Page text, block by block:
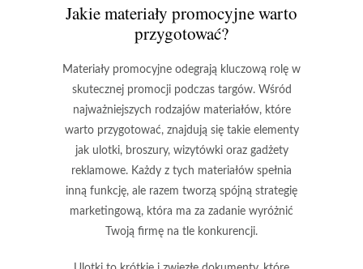
Jakie materiały promocyjne warto
przygotować?
Materiały promocyjne odegrają kluczową rolę w
skutecznej promocji podczas targów. Wśród
najważniejszych rodzajów materiałów, które
warto przygotować, znajdują się takie elementy
jak ulotki, broszury, wizytówkioraz gadżety
reklamowe. Każdy z tych materiałów spełnia
inną funkcję, ale razem tworzą spójną strategię
marketingową, która ma za zadanie wyróżnić
Twoją firmę na tle konkurencji.